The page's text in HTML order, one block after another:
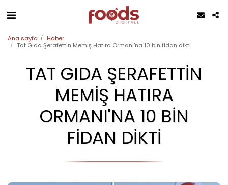
Ana sayfa
Haber
Tat Gıda Şerafettin Memiş Hatıra Ormanı'na 10 bin fidan dikti
TAT GIDA ŞERAFETTIN
MEMIŞ HATIRA
ORMANI'NA 10 BIN
FIDAN DIKTI